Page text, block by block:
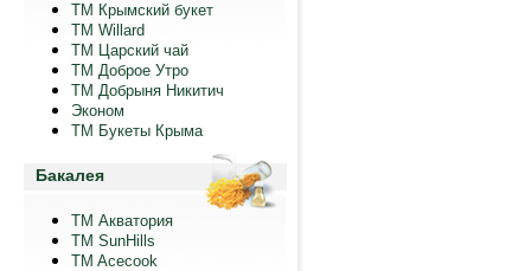
ТМ Крымский букет
ТМ Willard
ТМ Царский чай
ТМ Доброе Утро
ТМ Добрыня Никитич
Эконом
ТМ Букеты Крыма
Бакалея
ТМ Акватория
ТМ SunHills
TM Acecook